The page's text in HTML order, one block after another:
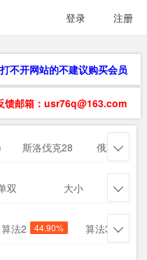
登录 注册
不开网站的不建议购买会员
邮箱：usr76q@163.com
斯洛伐克28 俄勒冈28

双 大小 
算法2 44.90% 算法3 42.86%
